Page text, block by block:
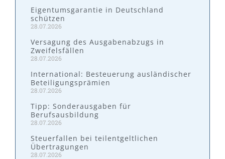
Eigentumsgarantie in Deutschland
schützen
28.07.2026
Versagung des Ausgabenabzugs in
Zweifelsfällen
28.07.2026
International: Besteuerung ausländischer
Beteiligungsprämien
28.07.2026
Tipp: Sonderausgaben für
Berufsausbildung
28.07.2026
Steuerfallen bei teilentgeltlichen
Übertragungen
28.07.2026